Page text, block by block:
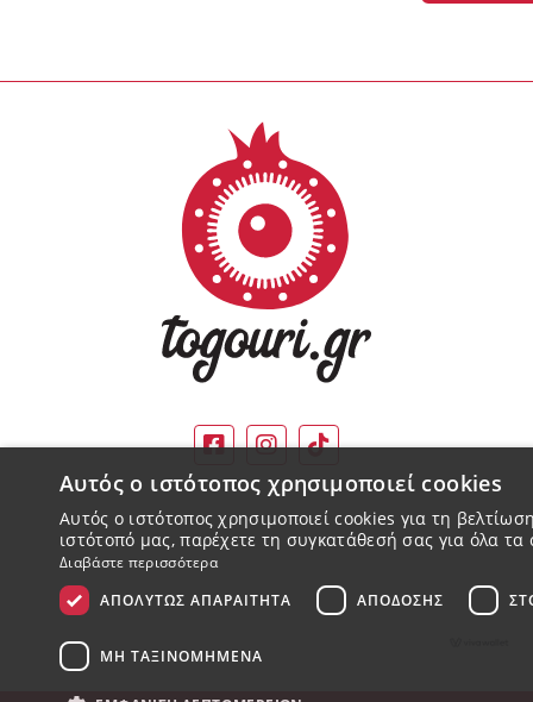
Αυτός ο ιστότοπος χρησιμοποιεί cookies
Αυτός ο ιστότοπος χρησιμοποιεί cookies για τη
ιστότοπό μας, παρέχετε τη συγκατάθεσή σας για όλα
Διαβάστε περισσότερα
ΑΠΟΛΎΤΩΣ ΑΠΑΡΑΊΤΗΤΑ
ΑΠΌΔΟΣΗΣ
ΜΗ ΤΑΞΙΝΟΜΗΜΈΝΑ